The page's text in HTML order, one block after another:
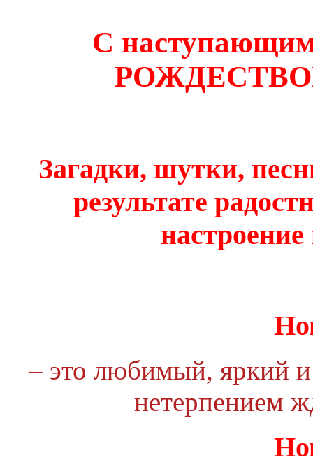
С
Загадки, шутки,
результате
– это любимый, яркий и
нетерпением